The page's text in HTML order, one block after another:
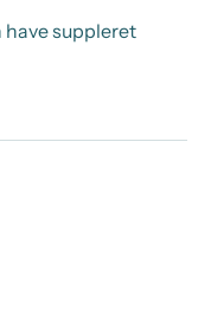
suppleret